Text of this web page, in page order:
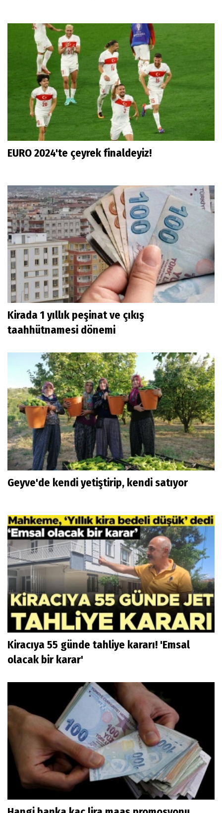
EURO 2024'te çeyrek finaldeyiz!
Kirada 1 yıllık peşinat ve çıkış
taahhütnamesi dönemi
Geyve'de kendi yetiştirip, kendi satıyor
Kiracıya 55 günde tahliye kararı! 'Emsal
olacak bir karar'